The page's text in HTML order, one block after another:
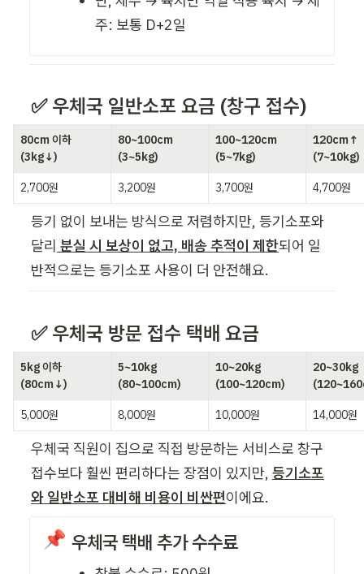
주: 보통 D+2일
✅ 우체국 일반소포 요금 (창구 접수)
80cm 이하
(3kg↓)
80~100cm
(3~5kg)
100~120cm
(5~7kg)
120cm↑
(7~10kg)
2,700원 3,200원 3,700원 4,700원
등기 없이 보내는 방식으로 저렴하지만, 등기소포와
달리 분실 시 보상이 없고, 배송 추적이 제한되어 일
반적으로는 등기소포 사용이 더 안전해요.
✅ 우체국 방문 접수 택배 요금
5kg 이하
(80cm↓)
5~10kg
(80~100cm)
10~20kg
(100~120cm)
20~30kg
5,000원 8,000원 10,000원 14,000원
우체국 직원이 집으로 직접 방문하는 서비스로 창구
접수보다 훨씬 편리하다는 장점이 있지만, 등기소포
와 일반소포 대비해 비용이 비싼편이에요.
📌 우체국 택배 추가 수수료